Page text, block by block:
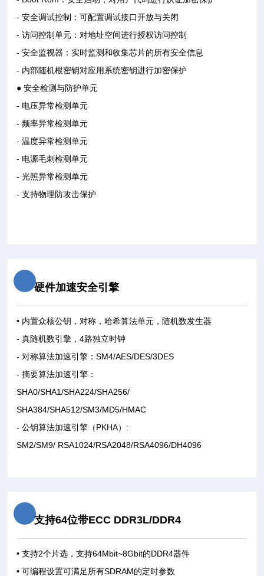
- 安全调试控制：可配置调试接口开放与关闭
- 访问控制单元：对地址空间进行授权访问控制
- 安全监视器：实时监测和收集芯片的所有安全信息
- 内部随机根密钥对应用系统密钥进行加密保护
● 安全检测与防护单元
- 电压异常检测单元
- 频率异常检测单元
- 温度异常检测单元
- 电源毛刺检测单元
- 光照异常检测单元
- 支持物理防攻击保护
硬件加速安全引擎
• 内置众核公钥，对称，哈希算法单元，随机数发生器
- 真随机数引擎，4路独立时钟
- 对称算法加速引擎：SM4/AES/DES/3DES
- 摘要算法加速引擎：
SHA0/SHA1/SHA224/SHA256/
SHA384/SHA512/SM3/MD5/HMAC
- 公钥算法加速引擎（PKHA）:
SM2/SM9/ RSA1024/RSA2048/RSA4096/DH4096
支持64位带ECC DDR3L/DDR4
• 支持2个片选，支持64Mbit~8Gbit的DDR4器件
• 可编程设置可满足所有SDRAM的定时参数